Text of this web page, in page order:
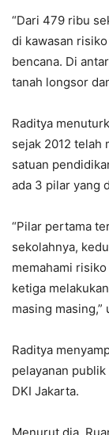
“Dari 479 ribu
di kawasan
bencana. Di
tanah longsor
Raditya
sejak 2012 telah
satuan
ada 3 pilar yang
“Pilar pertama
sekolahnya,
memahami
ketiga
masing masing,”
Raditya
pelayanan
DKI Jakarta.